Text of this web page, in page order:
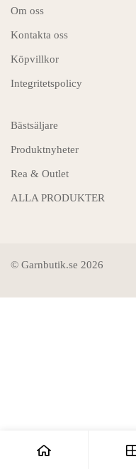
Om oss
Kontakta oss
Köpvillkor
Integritetspolicy
Bästsäljare
Produktnyheter
Rea & Outlet
ALLA PRODUKTER
© Garnbutik.se 2026